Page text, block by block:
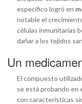
específico logró en
notable el
células inmunitarias
dañar a los tejidos
Un
El compuesto
se está probando en
con características